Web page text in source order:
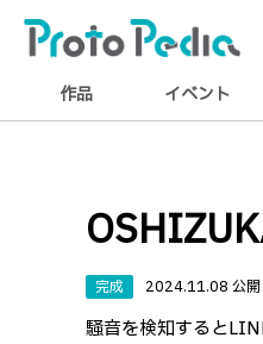
作品 イベント
完成 2024.11.08 公開
騒音を検知すると